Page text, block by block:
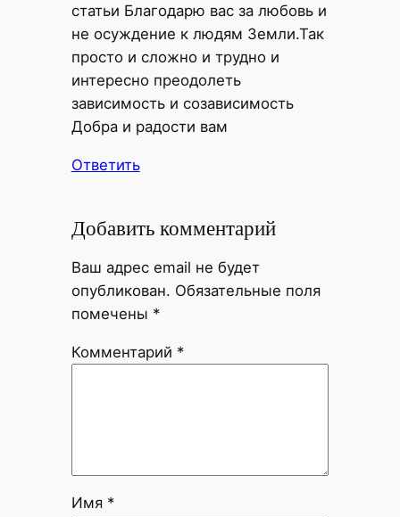
статьи Благодарю вас за любовь и
не осуждение к людям Земли.Так
просто и сложно и трудно и
интересно преодолеть
зависимость и созависимость
Добра и радости вам
Ответить
Добавить комментарий
Ваш адрес email не будет
опубликован. Обязательные поля
помечены *
Комментарий *
Имя *